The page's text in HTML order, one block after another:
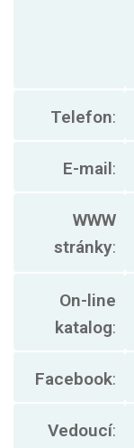
Telefon:
E-mail:
WWW
stránky:
On-line
katalog:
Facebook:
Vedoucí: